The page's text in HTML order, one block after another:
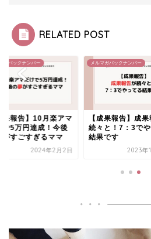
RELATED POST
ガバックナンバー
果報告】10月楽アマ
で5万円達成！今後
がすごすぎるママ
2024年2月2日
メルマガバックナンバー
【成果報告】成
続々と！7：3で
結果です
2023年